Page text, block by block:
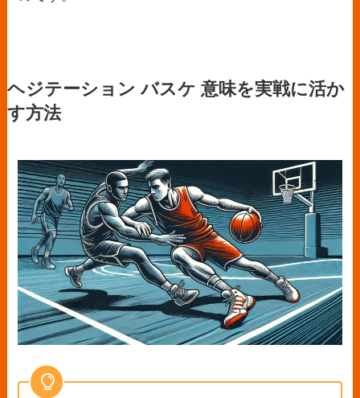
ヘジテーション バスケ 意味を実戦に活か
す方法